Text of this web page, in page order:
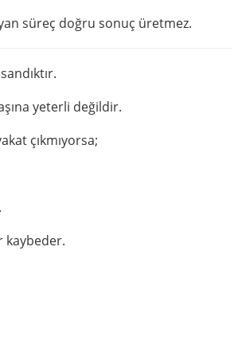
süreç doğru sonuç üretmez.
yeterli değildir.
çıkmıyorsa;
kaybeder.